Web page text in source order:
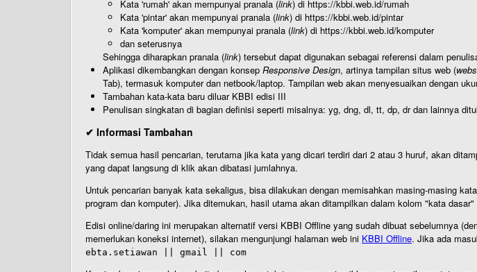
Kata 'rumah' akan mempunyai pranala (link) di https://kbbi.web.id/rumah
Kata 'pintar' akan mempunyai pranala (link) di https://kbbi.web.id/pintar
Kata 'komputer' akan mempunyai pranala (link) di https://kbbi.web.id/komputer
dan seterusnya
Sehingga diharapkan pranala (link) tersebut dapat digunakan sebagai referensi dalam
Aplikasi dikembangkan dengan konsep Responsive Design, artinya tampilan situs web (
Tab), termasuk komputer dan netbook/laptop. Tampilan web akan menyesuaikan dengan
Tambahan kata-kata baru diluar KBBI edisi III
Penulisan singkatan di bagian definisi seperti misalnya: yg, dng, dl, tt, dp, dr dan lainnya
✔ Informasi Tambahan
Tidak semua hasil pencarian, terutama jika kata yang dicari terdiri dari 2 atau 3 huruf, akan
yang dapat langsung di klik akan dibatasi jumlahnya.
Untuk pencarian banyak kata sekaligus, bisa dilakukan dengan memisahkan masing-masing
program dan komputer). Jika ditemukan, hasil utama akan ditampilkan dalam kolom "kata
Edisi online/daring ini merupakan alternatif versi KBBI Offline yang sudah dibuat sebelumnya
memerlukan koneksi internet), silakan mengunjungi halaman web ini KBBI Offline. Jika ada
ebta.setiawan || gmail || com